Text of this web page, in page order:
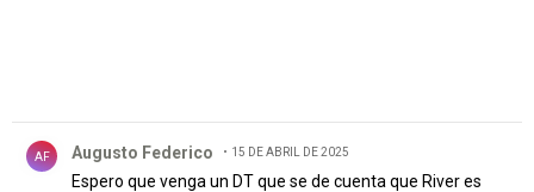
AF Augusto Federico 15 DE ABRIL DE 2025
Espero que venga un DT que se de cuenta que River es